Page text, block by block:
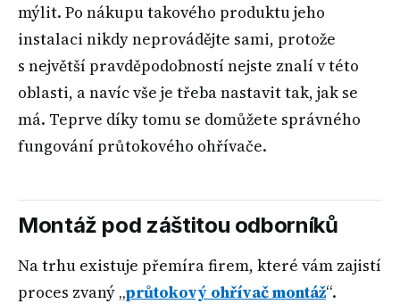
mýlit. Po nákupu takového produktu jeho
instalaci nikdy neprovádějte sami, protože
s největší pravděpodobností nejste znalí v této
oblasti, a navíc vše je třeba nastavit tak, jak se
má. Teprve díky tomu se domůžete správného
fungování průtokového ohřívače.
Montáž pod záštitou odborníků
Na trhu existuje přemíra firem, které vám zajistí
proces zvaný „průtokový ohřívač montáž“.